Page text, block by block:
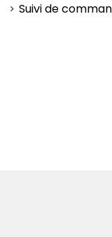
Suivi de